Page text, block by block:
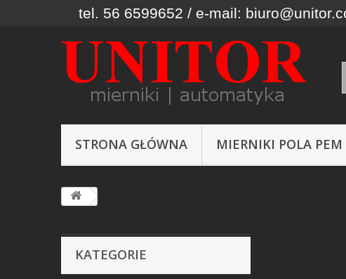
tel. 56 6599652 / e-mail:
STRONA GŁÓWNA MIERNIKI POLA PEM
KATEGORIE